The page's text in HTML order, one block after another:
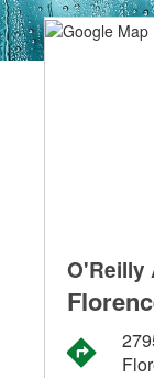
O'Reilly